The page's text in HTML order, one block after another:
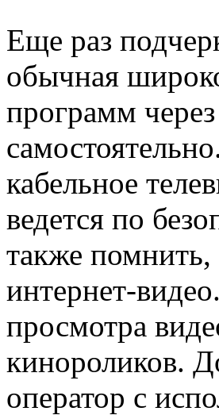
Еще раз
обычная
программ
кабельное
ведется по
также помнить,
интернет-
просмотра
кинороликов.
оператор с